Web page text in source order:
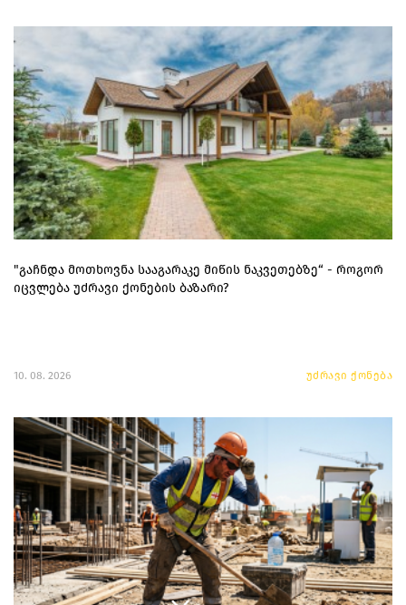
"გაჩნდა მოთხოვნა სააგარაკე მიწის ნაკვეთებზე“ - როგორ
იცვლება უძრავი ქონების ბაზარი?
10. 08. 2026 უძრავი ქონება